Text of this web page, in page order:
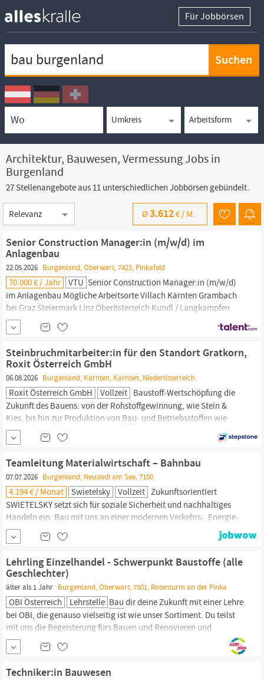
Für Jobbörsen
Ortssuche
Umkreissuche
Arbeitsform
Architektur, Bauwesen, Vermessung Jobs in
Burgenland
27 Stellenangebote aus 11 unterschiedlichen Jobbörsen gebündelt.
Sortierung
Ø3.612€ / M.
Senior Construction Manager:in (m/w/d) im
Anlagenbau
22.05.2026 Burgenland, Oberwart, 7423, Pinkafeld
70.000 € / Jahr VTU Senior Construction Manager:in (m/w/d)
im Anlagenbau Mögliche Arbeitsorte Villach Kärnten Grambach
bei Graz Steiermark Linz Oberösterreich Kundl / Langkampfen
Tirol Wien Wien Pinkafeld
folgende Gewerke:
(Hoch-, Tief- & Innenausbau) | Stahlbau |
Steinbruchmitarbeiter:in für den Standort Gratkorn,
Roxit Österreich GmbH
06.08.2026 Burgenland, Kärnten, Kärnten, Niederösterreich
Roxit Österreich GmbH Vollzeit Baustoff‑Wertschöpfung die
Zukunft des Bauens: von der Rohstoffgewinnung, wie Stein &
Kies, bis hin zur Produktion von Bau- und Betriebsstoffen wie
Beton, Bitumen, Bitumenemulsionen und nachhaltigen
Materialinnovationen. Hinzu kommen baunahe Dienstleistungen
und Digitalisierung...
Teamleitung Materialwirtschaft – Bahnbau
07.07.2026 Burgenland, Neusiedl am See, 7100
4.194 € / Monat Swietelsky Vollzeit Zukunftsorientiert
SWIETELSKY setzt sich für soziale Sicherheit und nachhaltiges
Handeln ein. Bau mit uns an einer modernen Verkehrs-, Energie-,
und Klimawende. Gemeinsam fördern wir wichtige
gesellschaftliche Ziele: Ressourcen verantwortungsvoll nutzen,
Menschenorientiert
Lehrling Einzelhandel - Schwerpunkt Baustoffe (alle
Geschlechter)
älter als 1 Jahr Burgenland, Oberwart, 7501, Rotenturm an der Pinka
OBI Österreich Lehrstelle Bau dir deine Zukunft mit einer Lehre
bei OBI, die genauso vielseitig ist wie unser Sortiment. Du teilst
mit uns die Begeisterung fürs Bauen und Renovieren und
möchtest in einem coolen Team arbeiten? Dann suchen wir genau
dich! Deine Aufgaben Du bekommst in deiner 3-jährigen Lehrzeit
Techniker:in Bauwesen